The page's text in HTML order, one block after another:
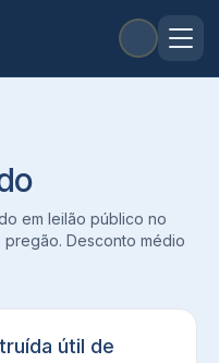
em leilão público no
pregão. Desconto médio
útil de